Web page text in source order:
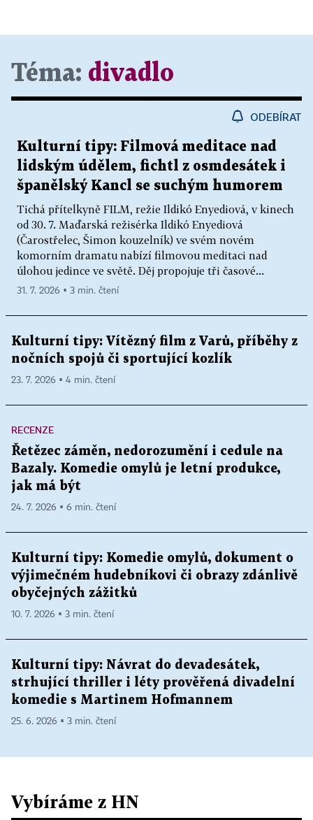
Téma: divadlo
ODEBÍRAT
Kulturní tipy: Filmová meditace nad
lidským údělem, fichtl z osmdesátek i
španělský Kancl se suchým humorem
Tichá přítelkyně FILM, režie Ildikó Enyediová, v kinech
od 30. 7. Maďarská režisérka Ildikó Enyediová
(Čarostřelec, Šimon kouzelník) ve svém novém
komorním dramatu nabízí filmovou meditaci nad
úlohou jedince ve světě. Děj propojuje tři časové...
31. 7. 2026 ▪ 3 min. čtení
Kulturní tipy: Vítězný film z Varů, příběhy z
nočních spojů či sportující kozlík
23. 7. 2026 ▪ 4 min. čtení
RECENZE
Řetězec záměn, nedorozumění i cedule na
Bazaly. Komedie omylů je letní produkce,
jak má být
24. 7. 2026 ▪ 6 min. čtení
Kulturní tipy: Komedie omylů, dokument o
výjimečném hudebníkovi či obrazy zdánlivě
obyčejných zážitků
10. 7. 2026 ▪ 3 min. čtení
Kulturní tipy: Návrat do devadesátek,
strhující thriller i léty prověřená divadelní
komedie s Martinem Hofmannem
25. 6. 2026 ▪ 3 min. čtení
Vybíráme z HN